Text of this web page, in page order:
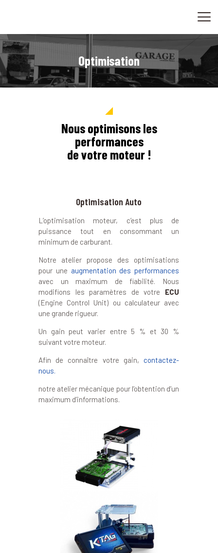
Optimisation
CONVERSION-OPTIMISATION
CONTACT
Nous optimisons les
performances
de votre moteur !
Optimisation Auto
L’optimisation moteur, c’est plus de
puissance tout en consommant un
minimum de carburant.
Notre atelier propose des optimisations
pour une augmentation des performances
avec un maximum de fiabilité. Nous
modifions les paramètres de votre ECU
(Engine Control Unit) ou calculateur avec
une grande rigueur.
Un gain peut varier entre 5 % et 30 %
suivant votre moteur.
Afin de connaître votre gain, contactez-
nous.
notre atelier mécanique pour l’obtention d’un
maximum d’informations.